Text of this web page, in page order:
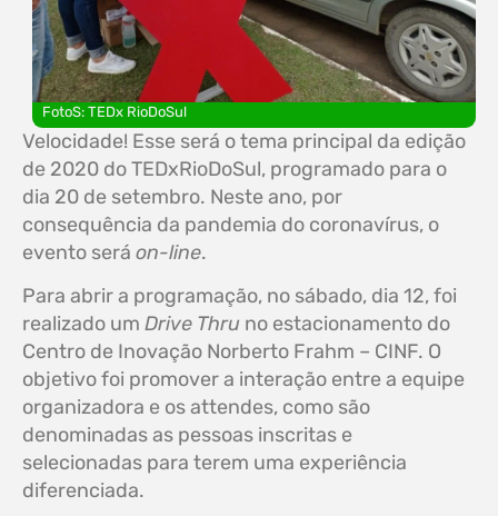
FotoS: TEDx RioDoSul
Velocidade! Esse será o tema principal da edição
de 2020 do TEDxRioDoSul, programado para o
dia 20 de setembro. Neste ano, por
consequência da pandemia do coronavírus, o
evento será on-line.
Para abrir a programação, no sábado, dia 12, foi
realizado um Drive Thru no estacionamento do
Centro de Inovação Norberto Frahm – CINF. O
objetivo foi promover a interação entre a equipe
organizadora e os attendes, como são
denominadas as pessoas inscritas e
selecionadas para terem uma experiência
diferenciada.